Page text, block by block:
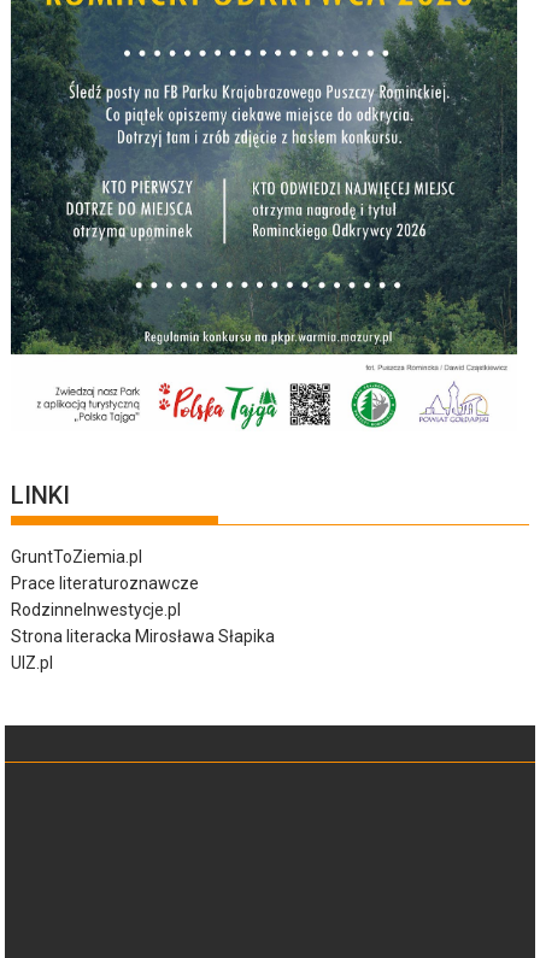
LINKI
GruntToZiemia.pl
Prace literaturoznawcze
RodzinneInwestycje.pl
Strona literacka Mirosława Słapika
UIZ.pl